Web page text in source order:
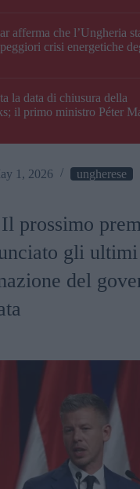
afferma che l’Ungheria
crisi energetiche
la data di chiusura della
il primo ministro Péter
1, 2026 ungherese
prossimo
gli
del